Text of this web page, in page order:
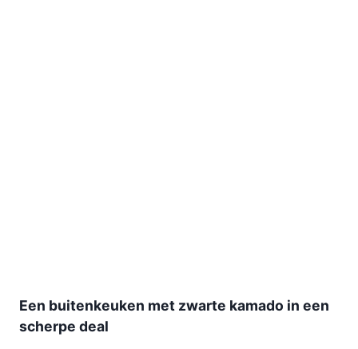
Een buitenkeuken met zwarte kamado in een
scherpe deal